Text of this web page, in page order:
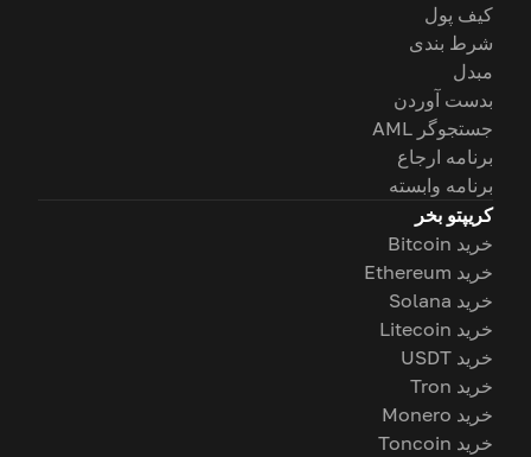
کیف پول
شرط بندی
مبدل
بدست آوردن
جستجوگر AML
برنامه ارجاع
برنامه وابسته
کریپتو بخر
خرید Bitcoin
خرید Ethereum
خرید Solana
خرید Litecoin
خرید USDT
خرید Tron
خرید Monero
خرید Toncoin